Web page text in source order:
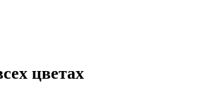
цветах